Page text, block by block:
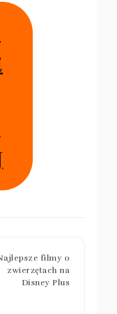
filmy o
zwierzętach na
Disney Plus